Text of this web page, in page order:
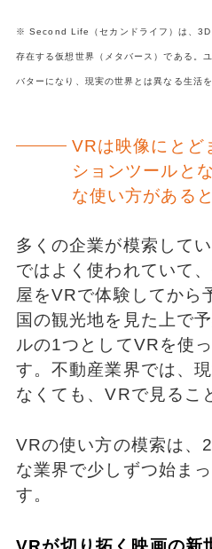
※ Second Life（セカンドライフ）は、
存在する仮想世界（メタバース）である。
バターになり、現実の世界とは異なる生活
VRは映像にとど
ションツールと
な使い方がある
多くの企業が模索して
ではよく使われていて
屋をVRで体験してから
国の観光地を見た上で
ルの1つとしてVRを使
す。不動産業界では、
なくても、VRで見るこ
VRの使い方の模索は、
な業界で少しずつ始ま
す。